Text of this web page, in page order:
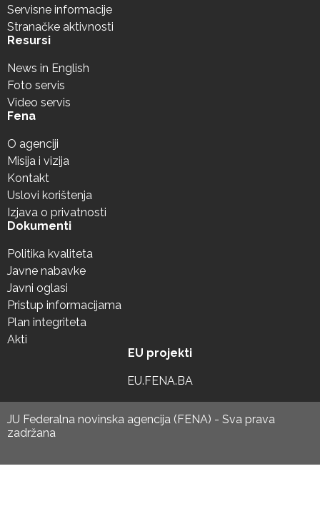
Servisne informacije
Stranačke aktivnosti
Resursi
News in English
Foto servis
Video servis
Fena
O agenciji
Misija i vizija
Kontakt
Uslovi korištenja
Izjava o privatnosti
Dokumenti
Politika kvaliteta
Javne nabavke
Javni oglasi
Pristup informacijama
Plan integriteta
Akti
EU projekti
EU.FENA.BA
JU Federalna novinska agencija (FENA) - Sva prava
zadržana